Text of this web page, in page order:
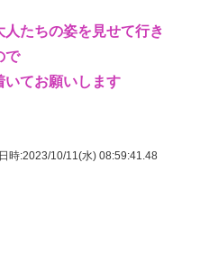
たちの姿を見せて行き
で
いてお願いします
時:2023/10/11(水) 08:59:41.48